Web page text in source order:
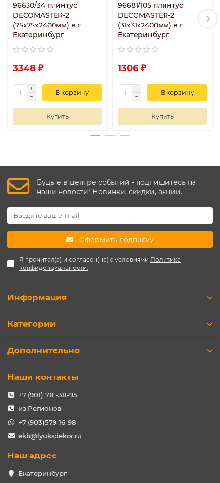
96630/34 плинтус
DECOMASTER-2
(75х75х2400мм) в г.
Екатеринбург
3348 ₽
В корзину
Купить
96681/105 плинтус
DECOMASTER-2
(31х31х2400мм) в г.
Екатеринбург
1306 ₽
В корзину
Купить
Будьте в центре событий - подпишитесь на
наши новости! Новинки, скидки, акции.
Оформить подписку
Я прочитал(а) и согласен(на) с условиями Политика
конфиденциальности.
Информация
Категории
Дополнительно
Наши контакты
+7 (901) 781-38-95
из Регионов
+7 (903)579-16-98
ekb@lyuksdekor.ru
Наш адрес
Екатеринбург